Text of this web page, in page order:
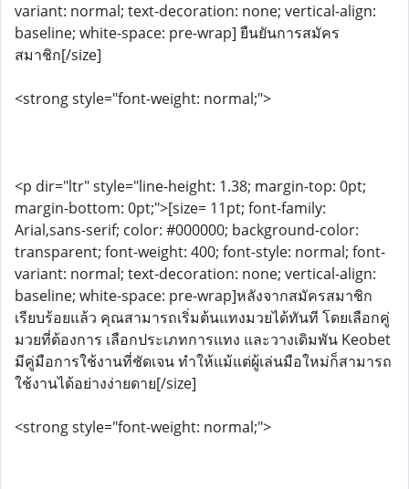
variant: normal; text-decoration: none; vertical-align:
baseline; white-space: pre-wrap] ยืนยันการสมัคร
สมาชิก[/size]
<strong style="font-weight: normal;">
<p dir="ltr" style="line-height: 1.38; margin-top: 0pt;
margin-bottom: 0pt;">[size= 11pt; font-family:
Arial,sans-serif; color: #000000; background-color:
transparent; font-weight: 400; font-style: normal; font-
variant: normal; text-decoration: none; vertical-align:
baseline; white-space: pre-wrap]หลังจากสมัครสมาชิก
เรียบร้อยแล้ว คุณสามารถเริ่มต้นแทงมวยได้ทันที โดยเลือกคู่
มวยที่ต้องการ เลือกประเภทการแทง และวางเดิมพัน Keobet
มีคู่มือการใช้งานที่ชัดเจน ทำให้แม้แต่ผู้เล่นมือใหม่ก็สามารถ
ใช้งานได้อย่างง่ายดาย[/size]
<strong style="font-weight: normal;">